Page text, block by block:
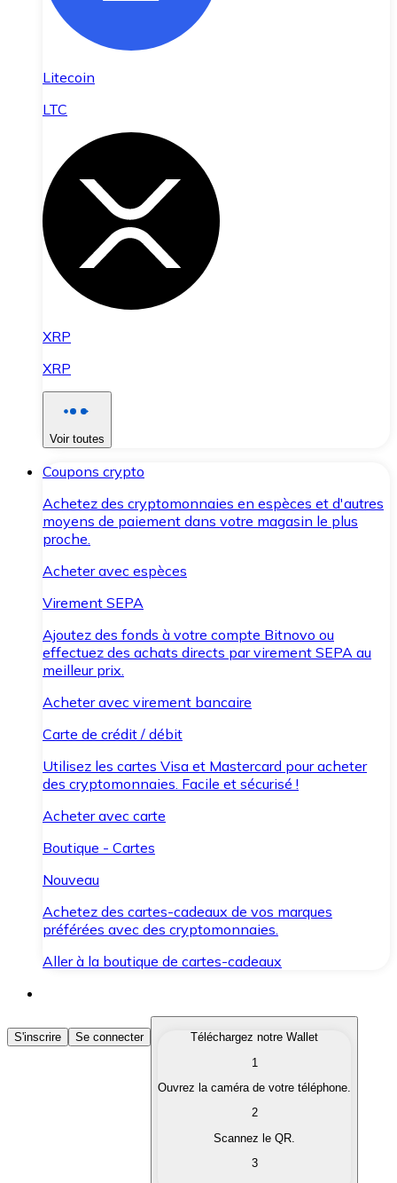
Litecoin
LTC
XRP
XRP
Voir toutes
Coupons crypto
Achetez des cryptomonnaies en espèces et d'autres
moyens de paiement dans votre magasin le plus
proche.
Acheter avec espèces
Virement SEPA
Ajoutez des fonds à votre compte Bitnovo ou
effectuez des achats directs par virement SEPA au
meilleur prix.
Acheter avec virement bancaire
Carte de crédit / débit
Utilisez les cartes Visa et Mastercard pour acheter
des cryptomonnaies. Facile et sécurisé !
Acheter avec carte
Boutique - Cartes
Nouveau
Achetez des cartes-cadeaux de vos marques
préférées avec des cryptomonnaies.
Aller à la boutique de cartes-cadeaux
Acheter des Cryptomonnaies
Achetez les cryptomonnaies qui vous intéressent
Convertissez vos cryptomonnaies en monnaie
S'inscrire Se connecter
Téléchargez notre Wallet
1
Ouvrez la caméra de votre téléphone.
2
Scannez le QR.
3